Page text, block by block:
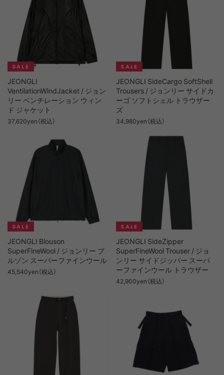
JEONGLI
VentilationWindJacket / ジョン
リー ベンチレーション ウィン
ド ジャケット
37,620yen（税込）
JEONGLI SideCargo SoftShell
Trousers / ジョンリー サイドカ
ーゴ ソフトシェル トラウザー
ズ
34,980yen（税込）
JEONGLI Blouson
SuperFineWool / ジョンリー ブ
ルゾン スーパーファインウール
45,540yen（税込）
JEONGLI SideZipper
SuperFineWool Trouser / ジョ
ンリー サイドジッパー スーパ
ーファインウール トラウザー
42,900yen（税込）